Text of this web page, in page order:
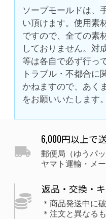
ソープモールドは、
い頂けます。使用素
ですので、全ての素
しておりません。対
等は各自で必ず行っ
トラブル・不都合に
かねますので、あく
をお願いいたします。
6,000円以上で
郵便局（ゆうパ
ヤマト運輸・メ
返品・交換・
＊商品発送中に
＊注文と異なる